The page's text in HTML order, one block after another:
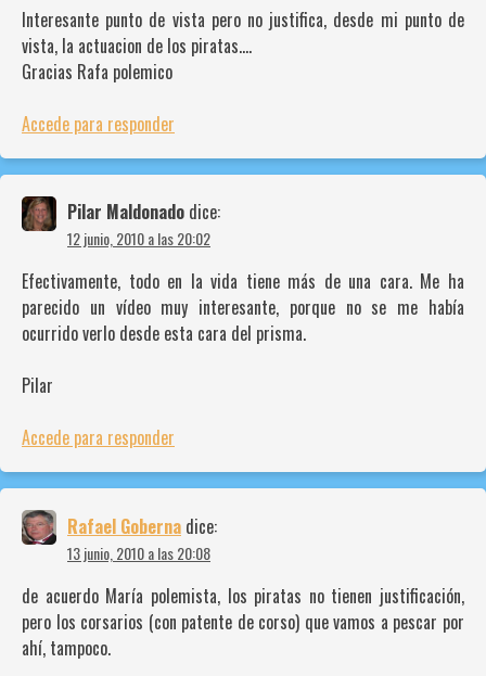
Interesante punto de vista pero no justifica, desde mi punto de
vista, la actuacion de los piratas….
Gracias Rafa polemico
Accede para responder
Pilar Maldonado dice:
12 junio, 2010 a las 20:02
Efectivamente, todo en la vida tiene más de una cara. Me ha
parecido un vídeo muy interesante, porque no se me había
ocurrido verlo desde esta cara del prisma.
Pilar
Accede para responder
Rafael Goberna dice:
13 junio, 2010 a las 20:08
de acuerdo María polemista, los piratas no tienen justificación,
pero los corsarios (con patente de corso) que vamos a pescar por
ahí, tampoco.